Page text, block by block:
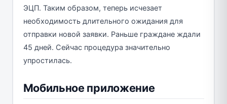
ЭЦП. Таким образом, теперь исчезает
необходимость длительного ожидания для
отправки новой заявки. Раньше граждане ждали
45 дней. Сейчас процедура значительно
упростилась.
Мобильное приложение